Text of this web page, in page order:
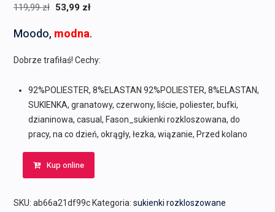
119,99zł Pierwotna
wynosiła:
119,99 zł.
53,99 zł
Moodo, modna.
Dobrze trafiłaś! Cechy:
92%POLIESTER, 8%ELASTAN 92%POLIESTER, 8%ELASTAN,
SUKIENKA, granatowy, czerwony, liście, poliester, bufki,
dzianinowa, casual, Fason_sukienki rozkloszowana, do
pracy, na co dzień, okrągły, łezka, wiązanie, Przed kolano
Kup online
SKU: ab66a21df99c Kategoria: sukienki rozkloszowane